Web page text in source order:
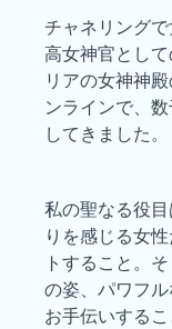
チャネリング
高女神官とし
リアの女神神
ンラインで、
してきました。
私の聖なる役
りを感じる女
トすること。
の姿、パワフ
お手伝いするこ